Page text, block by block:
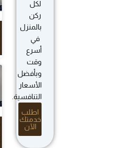
لكل
ركن
بالمنزل
في
أسرع
وقت
وبأفضل
الأسعار
التنافسية.
اطلب
خدمتك
الآن